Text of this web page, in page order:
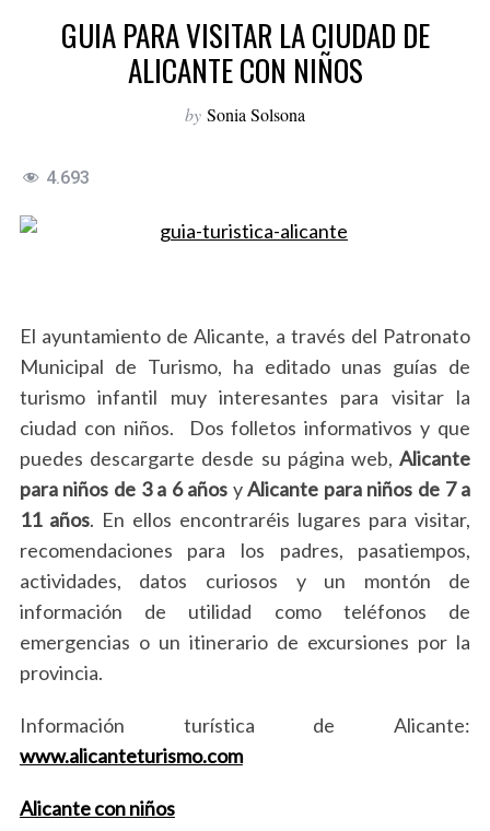
GUIA PARA VISITAR LA CIUDAD DE
ALICANTE CON NIÑOS
by Sonia Solsona
4.693
El ayuntamiento de Alicante, a través del Patronato
Municipal de Turismo, ha editado unas guías de
turismo infantil muy interesantes para visitar la
ciudad con niños. Dos folletos informativos y que
puedes descargarte desde su página web,Alicante
para niños de 3 a 6 años yAlicante para niños de 7 a
11 años. En ellos encontraréis lugares para visitar,
recomendaciones para los padres, pasatiempos,
actividades, datos curiosos y un montón de
información de utilidad como teléfonos de
emergencias o un itinerario de excursiones por la
provincia.
Información turística de Alicante:
www.alicanteturismo.com
Alicante con niños